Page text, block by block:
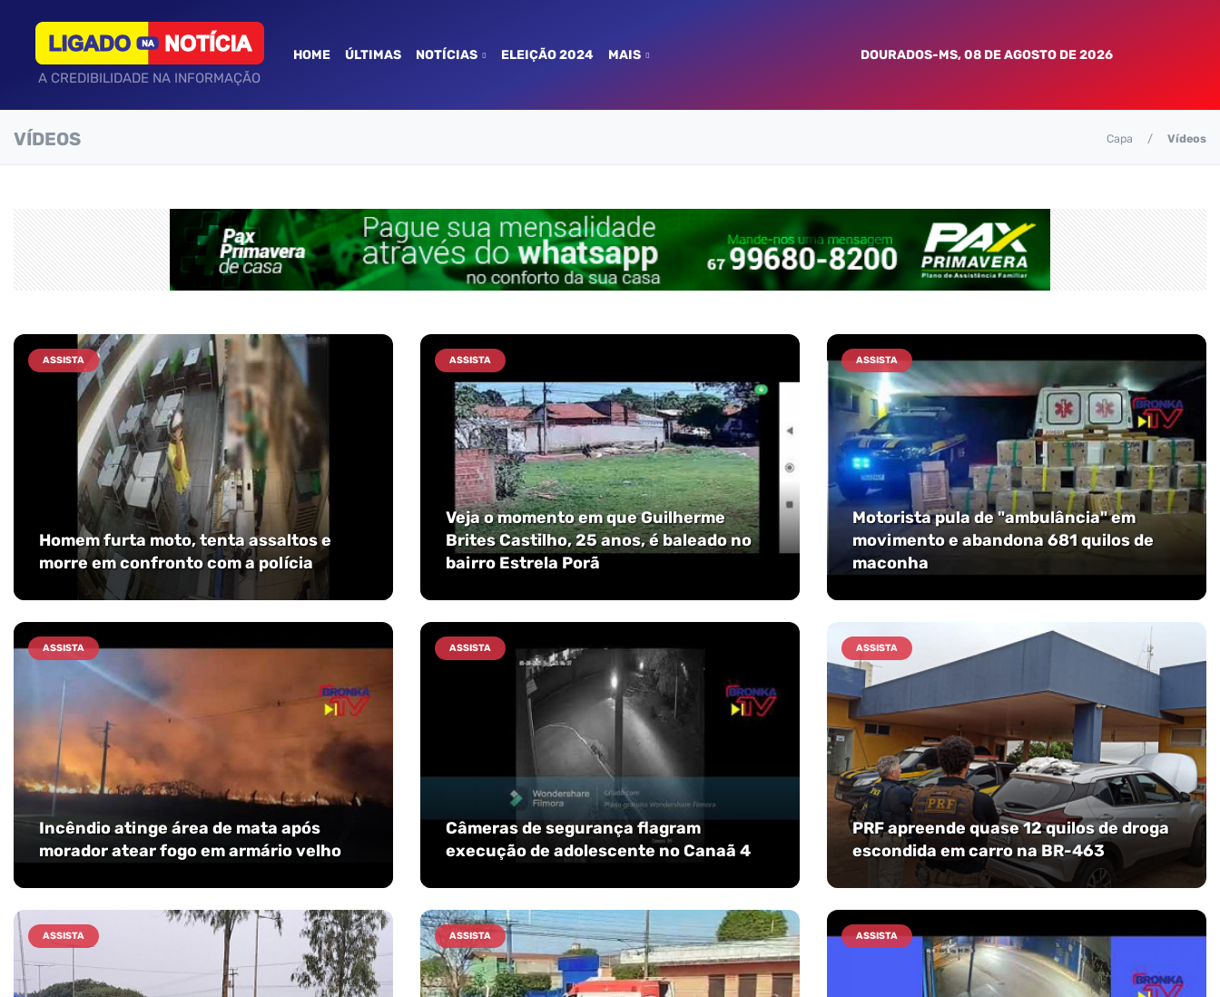
A CREDIBILIDADE NA INFORMAÇÃO
HOME ÚLTIMAS NOTÍCIAS ELEIÇÃO 2024 MAIS DOURADOS-MS, 08 DE AGOSTO DE 2026
VÍDEOS Capa Vídeos
ASSISTA
Homem furta moto, tenta assaltos e
morre em confronto com a polícia
ASSISTA
Veja o momento em que Guilherme
Brites Castilho, 25 anos, é baleado no
bairro Estrela Porã
ASSISTA
Motorista pula de "ambulância" em
movimento e abandona 681 quilos de
maconha
ASSISTA
Incêndio atinge área de mata após
morador atear fogo em armário velho
ASSISTA
Câmeras de segurança flagram
execução de adolescente no Canaã 4
ASSISTA
PRF apreende quase 12 quilos de droga
escondida em carro na BR-463
ASSISTA ASSISTA ASSISTA